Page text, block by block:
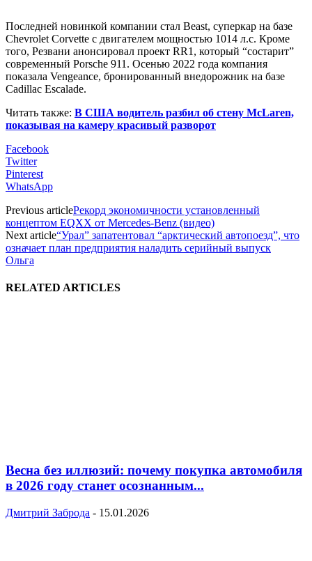
Последней новинкой компании стал Beast, суперкар на базе
Chevrolet Corvette с двигателем мощностью 1014 л.с. Кроме
того, Резвани анонсировал проект RR1, который “состарит”
современный Porsche 911. Осенью 2022 года компания
показала Vengeance, бронированный внедорожник на базе
Cadillac Escalade.
Читать также: В США водитель разбил об стену McLaren,
показывая на камеру красивый разворот
Facebook
Twitter
Pinterest
WhatsApp
Previous articleРекорд экономичности установленный
концептом EQXX от Mercedes-Benz (видео)
Next article“Урал” запатентовал “арктический автопоезд”, что
означает план предприятия наладить серийный выпуск
Ольга
RELATED ARTICLES
Весна без иллюзий: почему покупка автомобиля
в 2026 году станет осознанным...
Дмитрий Заброда - 15.01.2026